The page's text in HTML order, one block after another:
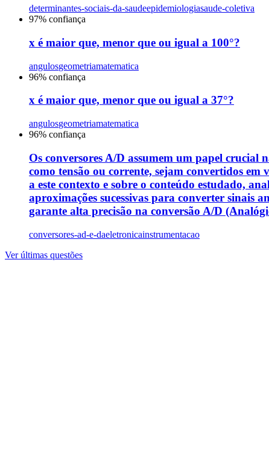
determinantes-sociais-da-saudeepidemiologiasaude-coletiva
97% confiança
x é maior que, menor que ou igual a 100°?
angulosgeometriamatematica
96% confiança
x é maior que, menor que ou igual a 37°?
angulosgeometriamatematica
96% confiança
Os conversores A/D assumem um papel crucial
como tensão ou corrente, sejam convertidos em
a este contexto e sobre o conteúdo estudado,
aproximações sucessivas para converter sinais
garante alta precisão na conversão A/D
conversores-ad-e-daeletronicainstrumentacao
Ver últimas questões